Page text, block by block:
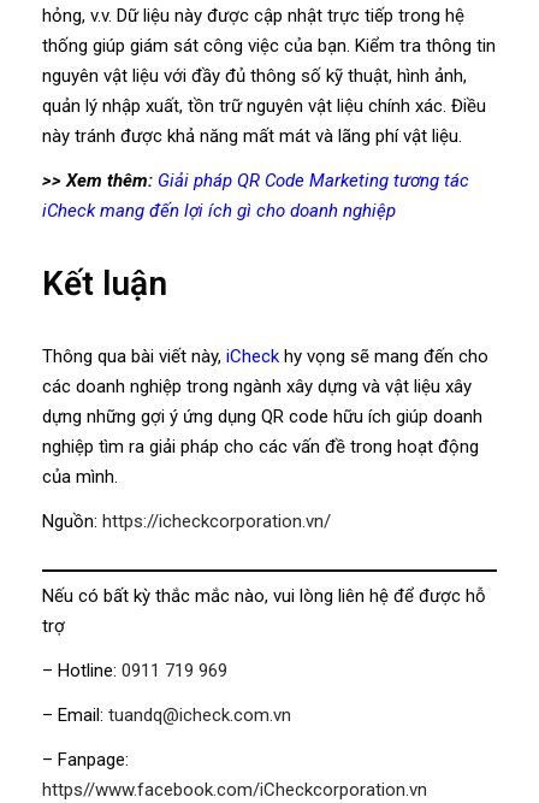
hỏng, v.v. Dữ liệu này được cập nhật trực tiếp trong hệ
thống giúp giám sát công việc của bạn. Kiểm tra thông tin
nguyên vật liệu với đầy đủ thông số kỹ thuật, hình ảnh,
quản lý nhập xuất, tồn trữ nguyên vật liệu chính xác. Điều
này tránh được khả năng mất mát và lãng phí vật liệu.
>> Xem thêm: Giải pháp QR Code Marketing tương tác
iCheck mang đến lợi ích gì cho doanh nghiệp
Kết luận
Thông qua bài viết này, iCheck hy vọng sẽ mang đến cho
các doanh nghiệp trong ngành xây dựng và vật liệu xây
dựng những gợi ý ứng dụng QR code hữu ích giúp doanh
nghiệp tìm ra giải pháp cho các vấn đề trong hoạt động
của mình.
Nguồn: https://icheckcorporation.vn/
Nếu có bất kỳ thắc mắc nào, vui lòng liên hệ để được hỗ
trợ
– Hotline: 0911 719 969
– Email: tuandq@icheck.com.vn
– Fanpage:
https//www.facebook.com/iCheckcorporation.vn